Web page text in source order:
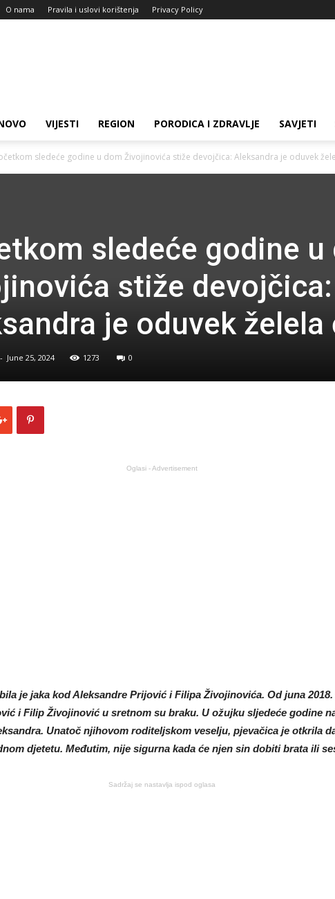
O nama Pravila i uslovi korištenja Privacy Policy
VIJESTI REGION PORODICA I ZDRAVLJE SAVJETI
sledeće godine u dom Živojinovića stiže devojčica: Aleksandra je oduvek
sledeće godine u
stiže devojčica:
je oduvek želela
- June 25, 2024 1273 0
Oglasi - Advertisement
je jaka kod Aleksandre Prijović i Filipa Živojinovića. Od juna
i Filip Živojinović u sretnom su braku. U ožujku sljedeće godine
Unatoč njihovom roditeljskom veselju, pjevačica je otkrila
djetetu. Međutim, nije sigurna kada će njen sin dobiti brata ili
Sadržaj se nastavlja ispod oglasa